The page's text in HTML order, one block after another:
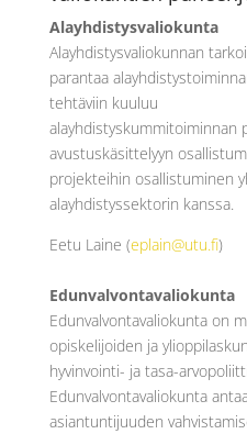
Alayhdistysvaliokunta
Alayhdistysvaliokunnan
parantaa
tehtäviin kuuluu
alayhdistyskummitoiminnan
avustuskäsittelyyn
projekteihin osallistuminen
alayhdistyssektorin kanssa.
Eetu Laine (eplain@utu.fi)
Edunvalvontavaliokunta
Edunvalvontavaliokunta on
opiskelijoiden ja
hyvinvointi- ja tasa-
Edunvalvontavaliokunta
asiantuntijuuden